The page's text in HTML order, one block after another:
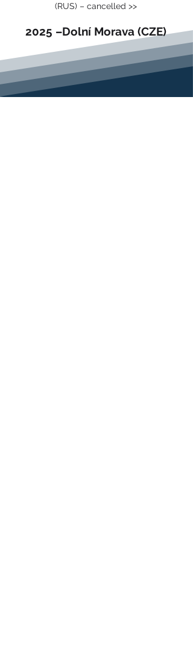
(RUS) – cancelled >>
2025 –Dolní Morava (CZE)